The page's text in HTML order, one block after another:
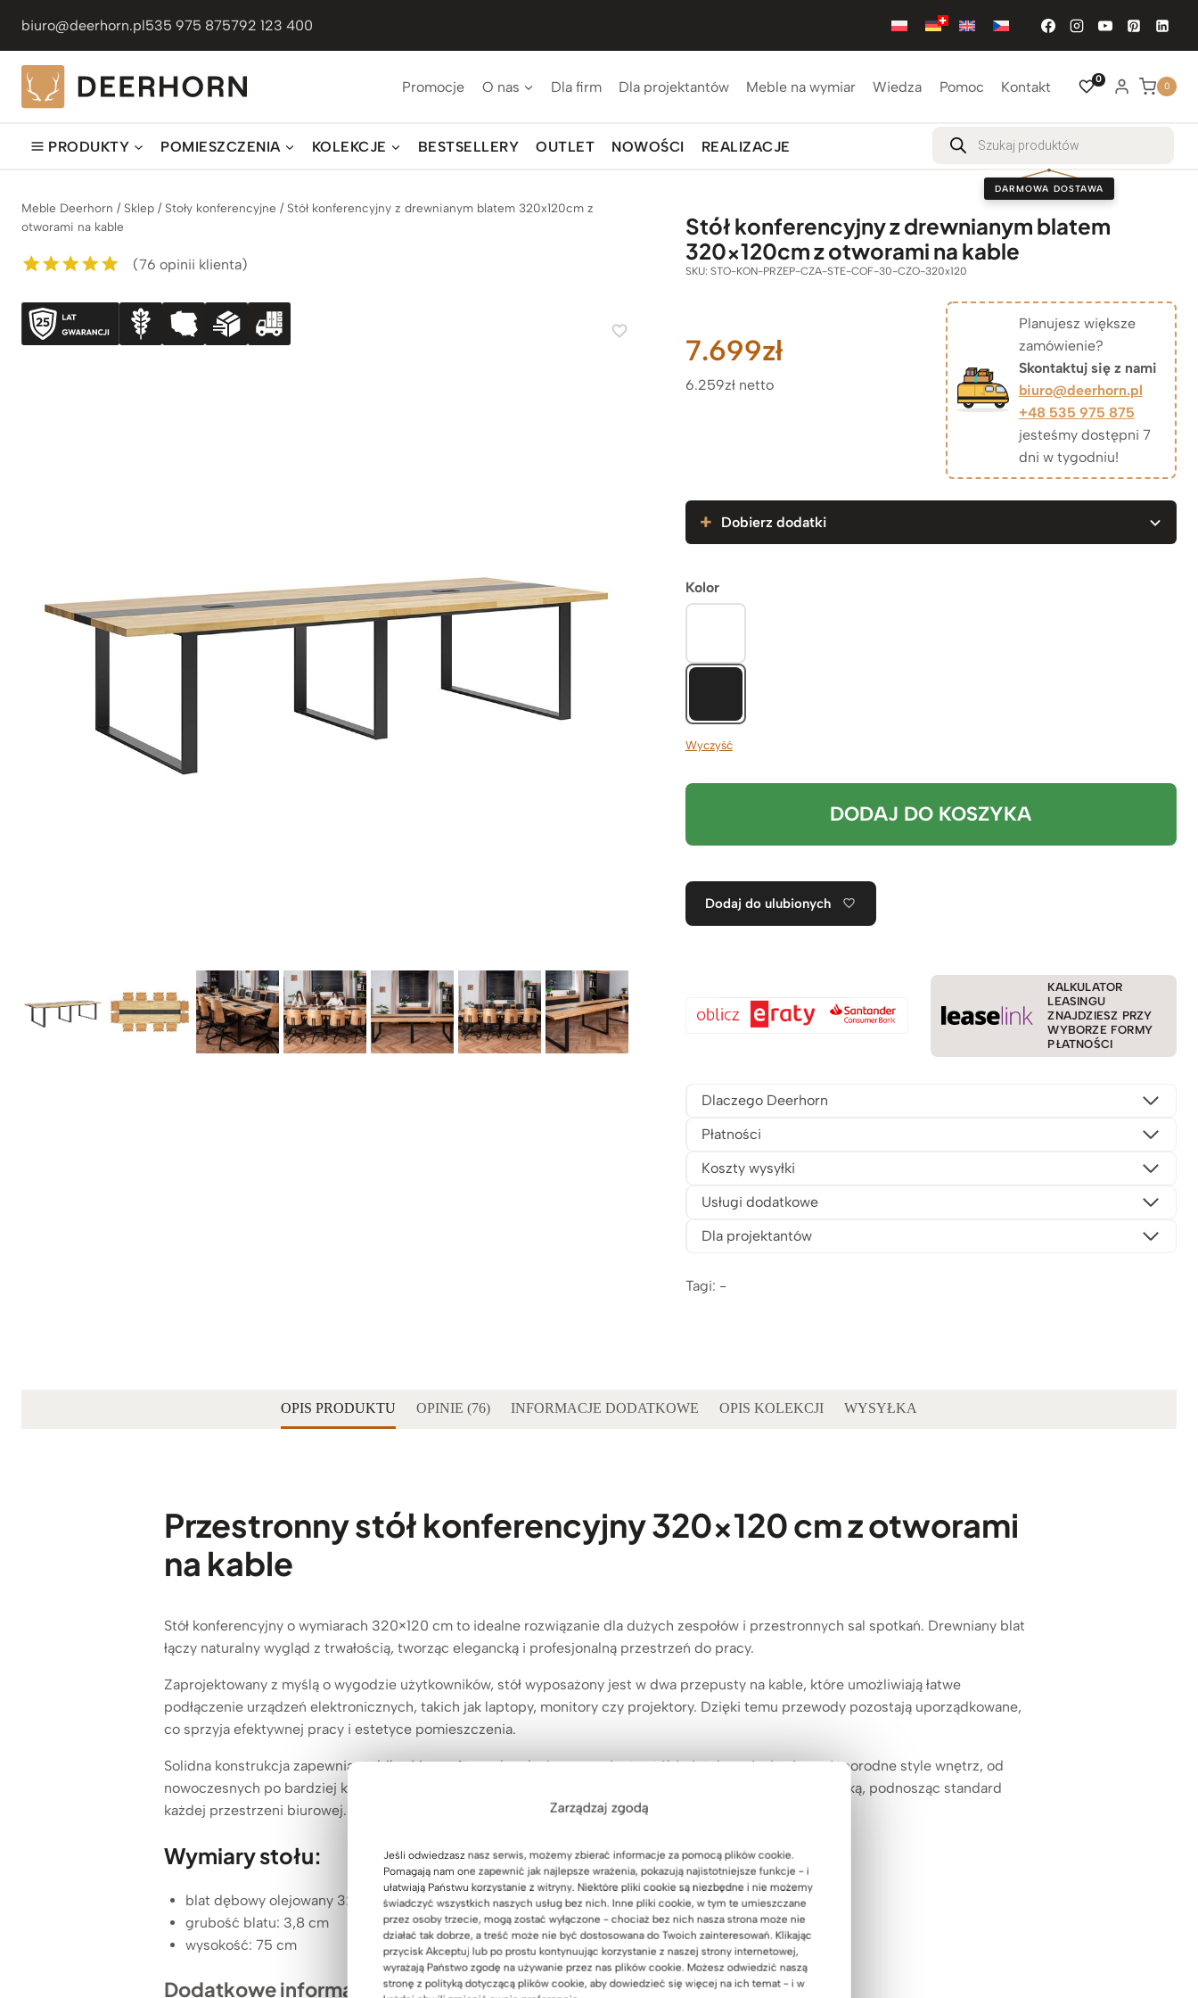
Zarządzaj zgodą
Jeśli odwiedzasz nasz serwis, możemy zbierać informacje za pomocą plików cookie.
Pomagają nam one zapewnić jak najlepsze wrażenia, pokazują najistotniejsze funkcje - i
ułatwiają Państwu korzystanie z witryny. Niektóre pliki cookie są niezbędne i nie możemy
świadczyć wszystkich naszych usług bez nich. Inne pliki cookie, w tym te umieszczane
przez osoby trzecie, mogą zostać wyłączone - chociaż bez nich nasza strona może nie
działać tak dobrze, a treść może nie być dostosowana do Twoich zainteresowań. Klikając
przycisk Akceptuj lub po prostu kontynuując korzystanie z naszej strony internetowej,
wyrażają Państwo zgodę na używanie przez nas plików cookie. Możesz odwiedzić naszą
stronę z polityką dotyczącą plików cookie, aby dowiedzieć się więcej na ich temat - i w
treści
biuro@deerhorn.pl535 975 875792 123 400
Promocje O nas Dla firm Dla projektantów Meble na wymiar Wiedza Pomoc Kontakt 0
0
PRODUKTY POMIESZCZENIA KOLEKCJE BESTSELLERY OUTLET NOWOŚCI REALIZACJE
Wyszukiwarka
produktów
DARMOWA DOSTAWA
Meble Deerhorn / Sklep / Stoły konferencyjne / Stół konferencyjny z drewnianym blatem 320x120cm z
otworami na kable
5.00na 5 na
podstawie
ocen
(76 opinii klienta)
Stół konferencyjny z drewnianym blatem
320x120cm z otworami na kable
SKU: STO-KON-PRZEP-CZA-STE-COF-30-CZO-320x120
7.699zł
6.259zł netto
Planujesz większe
zamówienie?
Skontaktuj się z nami
biuro@deerhorn.pl
+48 535 975 875
jesteśmy dostępni 7
dni w tygodniu!
Dobierz dodatki
Kolor
Wyczyść
DODAJ DO KOSZYKA
Dodaj do ulubionych
KALKULATOR
LEASINGU
ZNAJDZIESZ PRZY
WYBORZE FORMY
PŁATNOŚCI
Dlaczego Deerhorn
Płatności
Koszty wysyłki
Usługi dodatkowe
Dla projektantów
Tagi: -
OPIS PRODUKTU OPINIE (76) INFORMACJE DODATKOWE OPIS KOLEKCJI WYSYŁKA
Przestronny stół konferencyjny 320×120 cm z otworami
na kable
Stół konferencyjny o wymiarach 320×120 cm to idealne rozwiązanie dla dużych zespołów i przestronnych sal spotkań. Drewniany blat
łączy naturalny wygląd z trwałością, tworząc elegancką i profesjonalną przestrzeń do pracy.
Zaprojektowany z myślą o wygodzie użytkowników, stół wyposażony jest w dwa przepusty na kable, które umożliwiają łatwe
podłączenie urządzeń elektronicznych, takich jak laptopy, monitory czy projektory. Dzięki temu przewody pozostają uporządkowane,
co sprzyja efektywnej pracy i estetyce pomieszczenia.
Solidna konstrukcja zapewnia stabilność, a uniwersalny design sprawia, że stół świetnie wpisuje się w różnorodne style wnętrz, od
nowoczesnych po bardziej klasyczne. To funkcjonalny mebel, który doskonale łączy praktyczność z estetyką, podnosząc standard
każdej przestrzeni biurowej.
Wymiary stołu:
blat dębowy olejowany 320×120 cm
grubość blatu: 3,8 cm
wysokość: 75 cm
Dodatkowe informacje: